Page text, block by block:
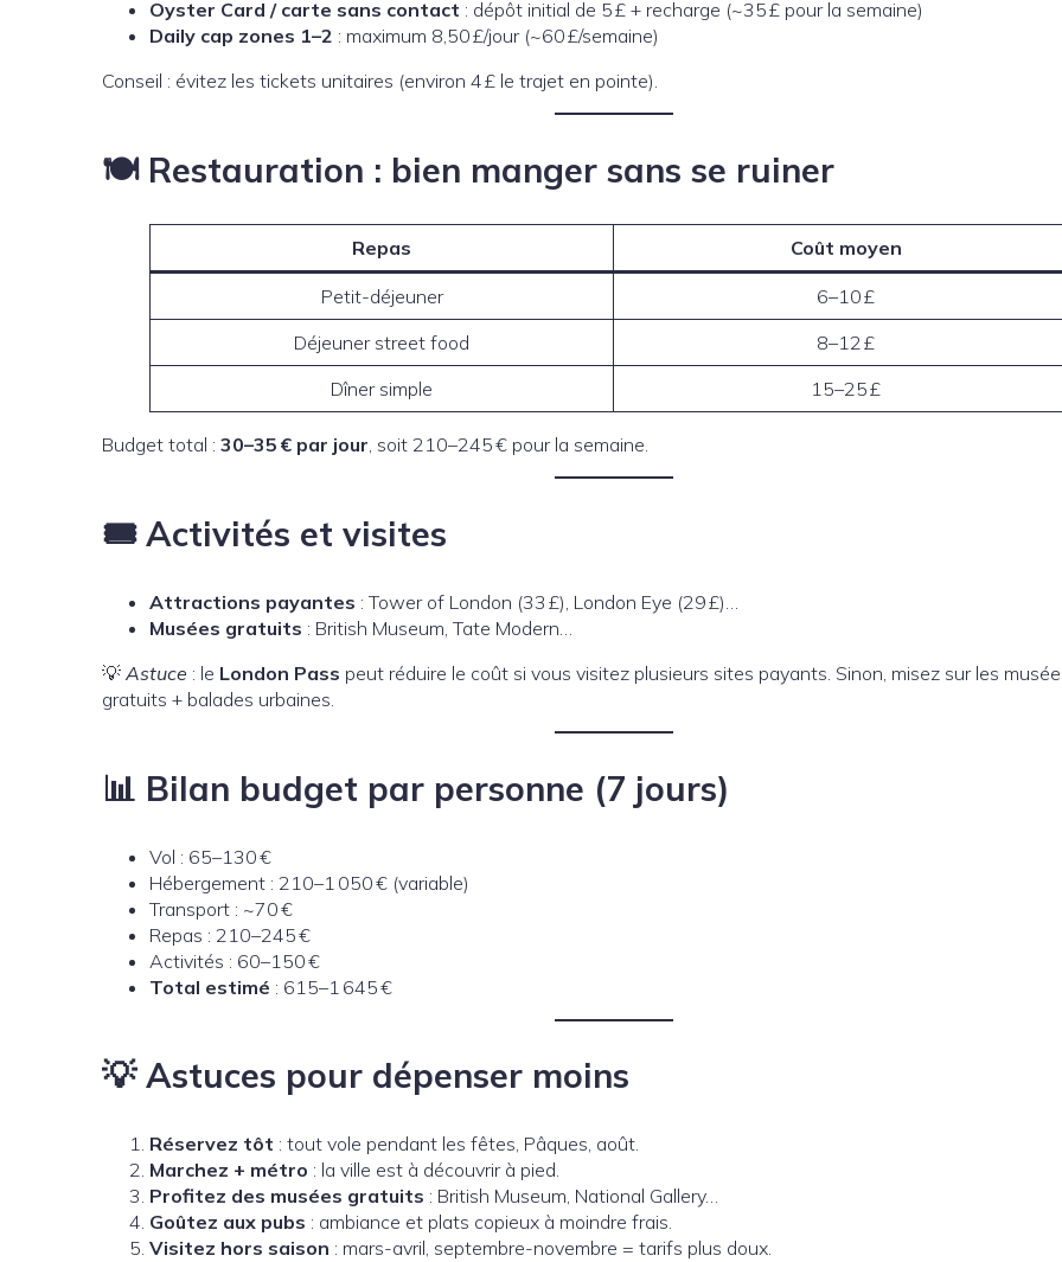
Oyster Card / carte sans contact : dépôt initial de 5 £ + recharge (~35 £ pour la semaine)
Daily cap zones 1–2 : maximum 8,50 £/jour (~60 £/semaine)
Conseil : évitez les tickets unitaires (environ 4 £ le trajet en pointe).
🍽️ Restauration : bien manger sans se ruiner
Repas Coût moyen
Petit-déjeuner
6–10 £
Déjeuner street food
8–12 £
Dîner simple
15–25 £
Budget total : 30–35 € par jour, soit 210–245 € pour la semaine.
🎟️ Activités et visites
Attractions payantes : Tower of London (33 £), London Eye (29 £)…
Musées gratuits : British Museum, Tate Modern…
💡 Astuce : le London Pass peut réduire le coût si vous visitez plusieurs sites payants. Sinon, misez sur les
gratuits + balades urbaines.
📊 Bilan budget par personne (7 jours)
Vol : 65–130 €
Hébergement : 210–1 050 € (variable)
Transport : ~70 €
Repas : 210–245 €
Activités : 60–150 €
Total estimé : 615–1 645 €
💡 Astuces pour dépenser moins
Réservez tôt : tout vole pendant les fêtes, Pâques, août.
Marchez + métro : la ville est à découvrir à pied.
Profitez des musées gratuits : British Museum, National Gallery…
Goûtez aux pubs : ambiance et plats copieux à moindre frais.
Visitez hors saison : mars-avril, septembre-novembre = tarifs plus doux.